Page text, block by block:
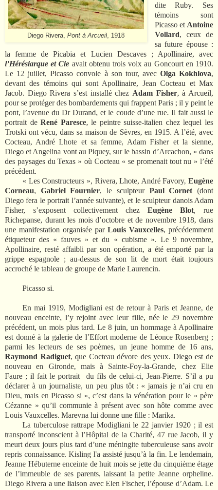
Diego Rivera, Pont à Arcueil , 1918
dite Ruby. Ses
témoins sont
Picasso et Antoine
Vollard, ceux de
sa future épouse :
la femme de Picabia et Lucien Descaves ; Apollinaire, avec
l’Hérésiarque et Cie avait obtenu trois voix au Goncourt en 1910.
Le 12 juillet, Picasso convole à son tour, avec Olga Kokhlova,
devant des témoins qui sont Apollinaire, Jean Cocteau et Max
Jacob. Diego Rivera s’est installé chez Adam Fisher, à Arcueil,
pour se protéger des bombardements qui frappent Paris ; il y peint le
pont, l’avenue du Dr Durand, et le coude d’une rue. Il fait aussi le
portrait deRené Paresce, le peintre suisse-italien chez lequel les
Trotski ont vécu, dans sa maison de Sèvres, en 1915. A l’été, avec
Cocteau, André Lhote et sa femme, Adam Fisher et la sienne,
Diego et Angelina vont au Piquey, sur le bassin d’Arcachon, « dans
des paysages du Texas » où Cocteau « se promenait tout nu » l’été
précédent.
« Les Constructeurs », Rivera, Lhote, André Favory, Eugène
Corneau, Gabriel Fournier, le sculpteur Paul Cornet (dont
Diego fera le portrait l’année suivante), et le sculpteur danois Adam
Fisher, s’exposent collectivement chez Eugène Blot, rue
Richepanse, durant les mois d’octobre et de novembre 1918, dans
une manifestation organisée par Louis Vauxcelles, précédemment
étiqueteur des « fauves » et du « cubisme ». Le 9 novembre,
Apollinaire, resté affaibli par son opération, a été emporté par la
grippe espagnole ; au-dessus de son lit de mort était toujours
accroché le tableau de groupe de Marie Laurencin.
Picasso si.
En mai 1919, Modigliani est de retour à Paris et Jeanne, de
nouveau enceinte, l’y rejoint avec leur fille, née le 29 novembre
précédent, un mois plus tard. Le 8 juin, un hommage à Apollinaire
est donné à la galerie de l’Effort moderne de Léonce Rosenberg ;
parmi les lecteurs de ses poèmes, un jeune homme de 16 ans,
Raymond Radiguet, que Cocteau dévore des yeux. Diego est de
nouveau en Gironde, mais à Sainte-Foy-la-Grande, chez Elie
Faure ; il fait le portrait
du fils de celui-ci, Jean-Pierre. S’il a pu
déclarer à un journaliste, un peu plus tôt : « jamais je n’ai cru en
Dieu, mais en Picasso si », c’est dans la vénération pour le « père
Cézanne » qu’il communie à présent avec son hôte comme avec
Louis Vauxcelles. Marevna lui donne une fille : Marika.
La tuberculose rattrape Modigliani le 22 janvier 1920 ; il est
transporté inconscient à l’Hôpital de la Charité, 47 rue Jacob, il y
meurt deux jours plus tard d’une méningite tuberculeuse sans avoir
repris connaissance. Kisling l'a assisté jusqu’à la fin. Le lendemain,
Jeanne Hébuterne enceinte de huit mois se jette du cinquième étage
de l’immeuble de ses parents, laissant la petite Jeanne orpheline.
Diego Rivera a une liaison avec Elen Fischer, l’épouse d’Adam. Le